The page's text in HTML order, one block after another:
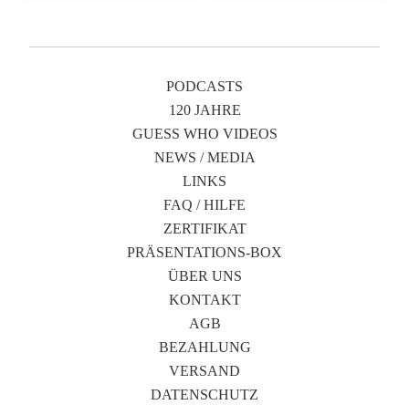
PODCASTS
120 JAHRE
GUESS WHO VIDEOS
NEWS / MEDIA
LINKS
FAQ / HILFE
ZERTIFIKAT
PRÄSENTATIONS-BOX
ÜBER UNS
KONTAKT
AGB
BEZAHLUNG
VERSAND
DATENSCHUTZ